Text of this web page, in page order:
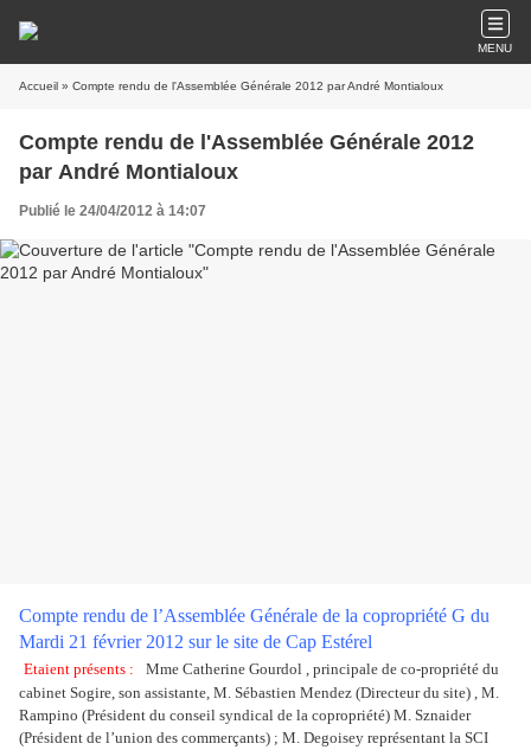
MENU
Accueil » Compte rendu de l'Assemblée Générale 2012 par André Montialoux
Compte rendu de l'Assemblée Générale 2012
par André Montialoux
Publié le 24/04/2012 à 14:07
Compte rendu de l’Assemblée Générale de la copropriété G du
Mardi 21 février 2012 sur le site de Cap Estérel
Etaient présents :
Mme Catherine Gourdol , principale de co-propriété du
cabinet Sogire, son assistante, M. Sébastien Mendez (Directeur du site) , M.
Rampino (Président du conseil syndical de la copropriété) M. Sznaider
(Président de l’union des commerçants) ; M. Degoisey représentant la SCI